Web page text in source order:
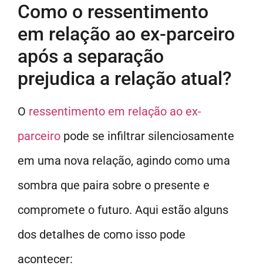
Como o ressentimento
em relação ao ex-parceiro
após a separação
prejudica a relação atual?
O ressentimento em relação ao ex-
parceiro pode se infiltrar silenciosamente
em uma nova relação, agindo como uma
sombra que paira sobre o presente e
compromete o futuro. Aqui estão alguns
dos detalhes de como isso pode
acontecer: